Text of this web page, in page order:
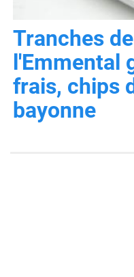
Tranches
l'Emmental
frais, chips
bayonne